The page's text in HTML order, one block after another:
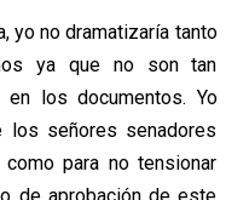
yo no dramatizaría tanto
ya que no son tan
los documentos. Yo
los señores senadores
para no tensionar
de aprobación de este